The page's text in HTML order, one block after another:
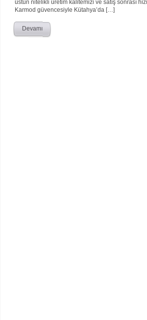
üstün nitelikli üretim kalitemizi ve satış sonrası
Karmod güvencesiyle Kütahya’da […]
Devamı